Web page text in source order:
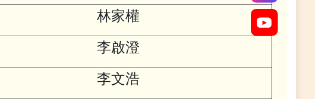
林家權
李啟澄
李文浩